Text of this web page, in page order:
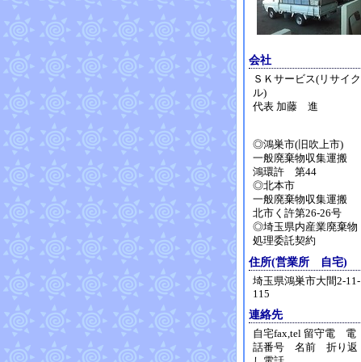
会社
ＳＫサービス(リサイク
ル)
代表 加藤 進
◎鴻巣市(旧吹上市)
一般廃棄物収集運搬
鴻環許 第44
◎北本市
一般廃棄物収集運搬
北市く許第26-26号
◎埼玉県内産業廃棄物
処理委託契約
住所(営業所 自宅)
埼玉県鴻巣市大間2-11-
115
連絡先
自宅fax,tel 留守電 電
話番号 名前 折り返